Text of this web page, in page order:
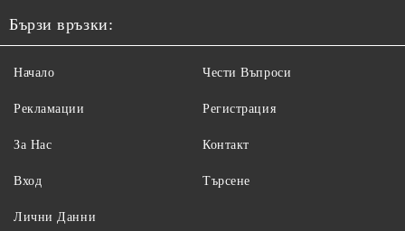
Бързи връзки:
Начало
Рекламации
За Нас
Вход
Чести Въпроси
Регистрация
Контакт
Търсене
Лични Данни